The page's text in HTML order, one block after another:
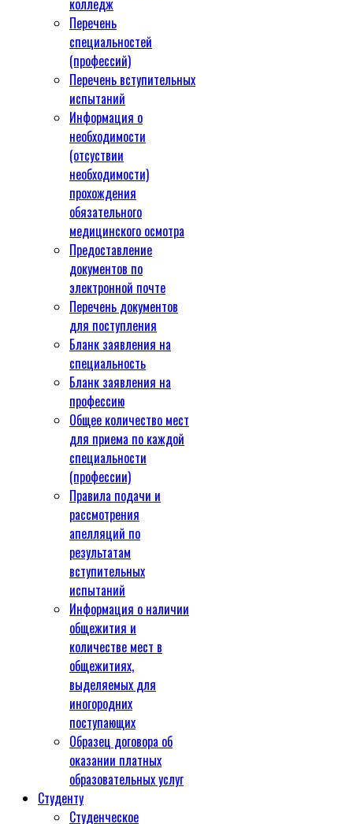
Перечень
специальностей
(профессий)
Перечень вступительных
испытаний
Информация о
необходимости
(отсуствии
необходимости)
прохождения
обязательного
медицинского осмотра
Предоставление
документов по
электронной почте
Перечень документов
для поступления
Бланк заявления на
специальность
Бланк заявления на
профессию
Общее количество мест
для приема по каждой
специальности
(профессии)
Правила подачи и
рассмотрения
апелляций по
результатам
вступительных
испытаний
Информация о наличии
общежития и
количестве мест в
общежитиях,
выделяемых для
иногородних
поступающих
Образец договора об
оказании платных
образовательных услуг
Студенту
Студенческое